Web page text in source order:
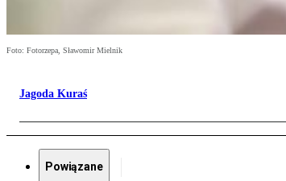
Foto: Fotorzepa, Sławomir Mielnik
Jagoda Kuraś
Powiązane